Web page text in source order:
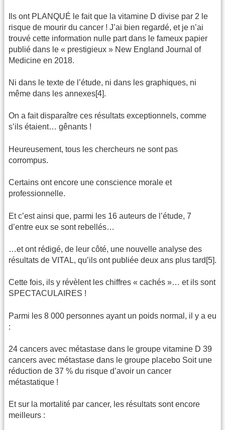
Ils ont PLANQUÉ le fait que la vitamine D divise par 2 le
risque de mourir du cancer ! J’ai bien regardé, et je n’ai
trouvé cette information nulle part dans le fameux papier
publié dans le « prestigieux » New England Journal of
Medicine en 2018.
Ni dans le texte de l’étude, ni dans les graphiques, ni
même dans les annexes[4].
On a fait disparaître ces résultats exceptionnels, comme
s’ils étaient… gênants !
Heureusement, tous les chercheurs ne sont pas
corrompus.
Certains ont encore une conscience morale et
professionnelle.
Et c’est ainsi que, parmi les 16 auteurs de l’étude, 7
d’entre eux se sont rebellés…
…et ont rédigé, de leur côté, une nouvelle analyse des
résultats de VITAL, qu’ils ont publiée deux ans plus tard[5].
Cette fois, ils y révèlent les chiffres « cachés »… et ils sont
SPECTACULAIRES !
Parmi les 8 000 personnes ayant un poids normal, il y a eu
:
24 cancers avec métastase dans le groupe vitamine D 39
cancers avec métastase dans le groupe placebo Soit une
réduction de 37 % du risque d’avoir un cancer
métastatique !
Et sur la mortalité par cancer, les résultats sont encore
meilleurs :